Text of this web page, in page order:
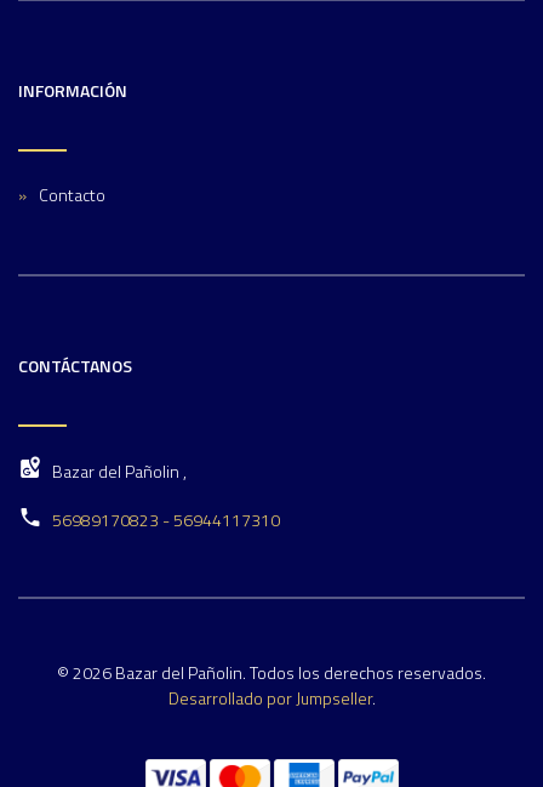
INFORMACIÓN
Contacto
CONTÁCTANOS
Bazar del Pañolin ,
56989170823 - 56944117310
© 2026 Bazar del Pañolin. Todos los derechos reservados.
Desarrollado por Jumpseller.